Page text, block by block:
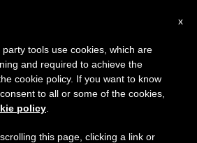
x
tools use cookies, which are
and required to achieve the
cookie policy. If you want to know
to all or some of the cookies,
policy
this page, clicking a link or